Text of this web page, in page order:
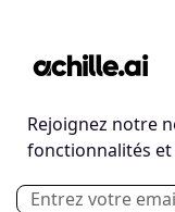
Rejoignez notre
fonctionnalités et